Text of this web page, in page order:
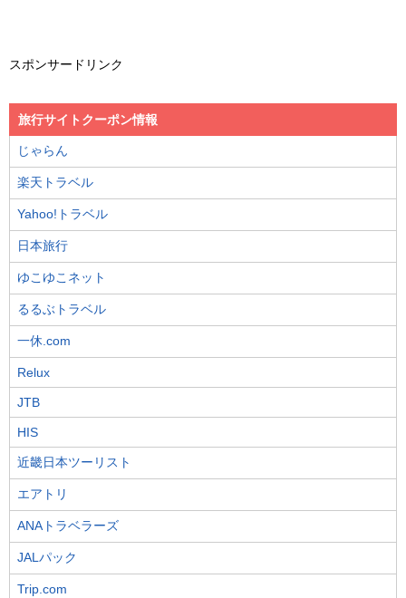
スポンサードリンク
旅行サイトクーポン情報
じゃらん
楽天トラベル
Yahoo!トラベル
日本旅行
ゆこゆこネット
るるぶトラベル
一休.com
Relux
JTB
HIS
近畿日本ツーリスト
エアトリ
ANAトラベラーズ
JALパック
Trip.com